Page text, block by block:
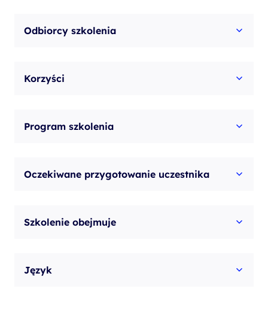
Odbiorcy szkolenia
Korzyści
Program szkolenia
Oczekiwane przygotowanie uczestnika
Szkolenie obejmuje
Język